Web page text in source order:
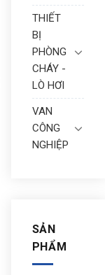
THIẾT
BỊ
PHÒNG
CHÁY -
LÒ HƠI
VAN
CÔNG
NGHIỆP
SẢN
PHẨM